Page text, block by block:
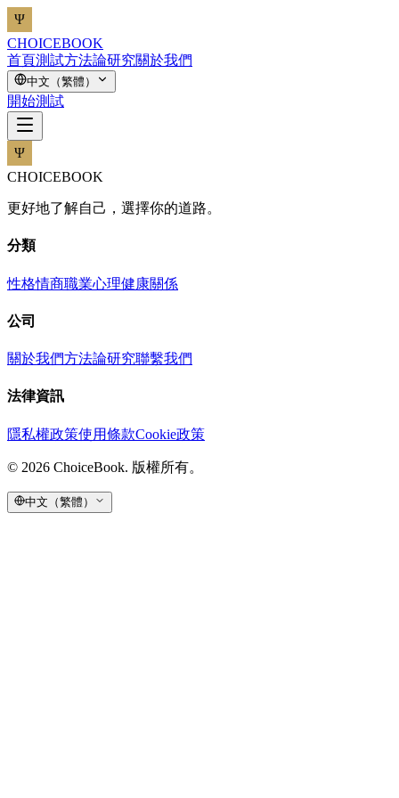
CHOICEBOOK
首頁測試方法論研究關於我們
中文（繁體）
開始測試
CHOICEBOOK
更好地了解自己，選擇你的道路。
分類
性格情商職業心理健康關係
公司
關於我們方法論研究聯繫我們
法律資訊
隱私權政策使用條款Cookie政策
© 2026 ChoiceBook. 版權所有。
中文（繁體）